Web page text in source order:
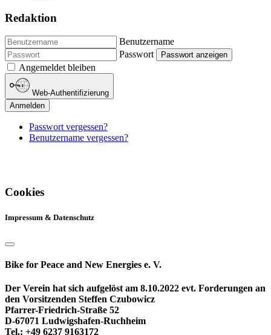
Redaktion
Benutzername
Passwort
Passwort anzeigen
Angemeldet bleiben
Web-Authentifizierung
Anmelden
Passwort vergessen?
Benutzername vergessen?
Cookies
Impressum & Datenschutz
Bike for Peace and New Energies e. V.
Der Verein hat sich aufgelöst am 8.10.2022 evt. Forderungen an
den Vorsitzenden Steffen Czubowicz
Pfarrer-Friedrich-Straße 52
D-67071 Ludwigshafen-Ruchheim
Tel.: +49 6237 9163172